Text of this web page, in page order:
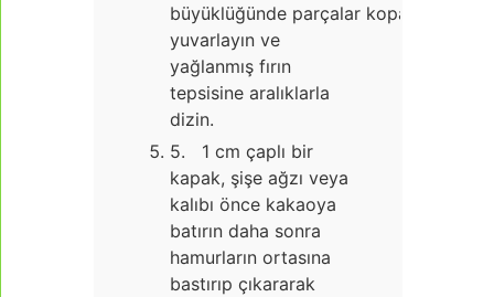
büyüklüğünde parçalar koparıp
yuvarlayın ve
yağlanmış fırın
tepsisine aralıklarla
dizin.
5. 1 cm çaplı bir
kapak, şişe ağzı veya
kalıbı önce kakaoya
batırın daha sonra
hamurların ortasına
bastırıp çıkararak